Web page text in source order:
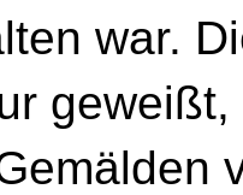
war.